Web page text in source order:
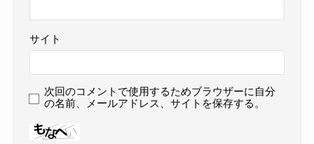
サイト
次回のコメントで使用するためブラウザーに自分
の名前、メールアドレス、サイトを保存する。